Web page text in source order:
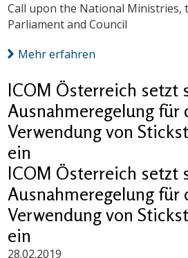
Call upon the National Ministries,
Parliament and Council
Mehr erfahren
ICOM Österreich setzt
Ausnahmeregelung für
Verwendung von
ein
ICOM Österreich setzt
Ausnahmeregelung für
Verwendung von
ein
28.02.2019